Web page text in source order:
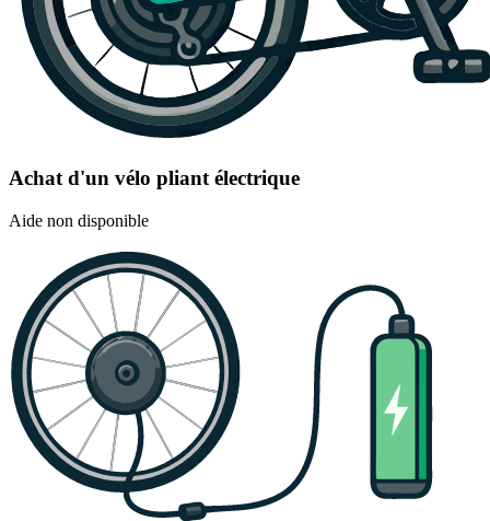
Achat d'un vélo pliant électrique
Aide non disponible